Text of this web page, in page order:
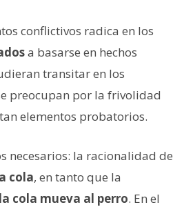
conflictivos radica en los
a basarse en hechos
transitar en los
preocupan por la frivolidad
elementos probatorios.
necesarios: la racionalidad de
cola, en tanto que la
cola mueva al perro. En el